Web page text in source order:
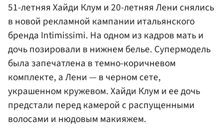
51-летняя Хайди Клум и 20-летняя Лени снялись
в новой рекламной кампании итальянского
бренда Intimissimi. На одном из кадров мать и
дочь позировали в нижнем белье. Супермодель
была запечатлена в темно-коричневом
комплекте, а Лени — в черном сете,
украшенном кружевом. Хайди Клум и ее дочь
предстали перед камерой с распущенными
волосами и нюдовым макияжем.